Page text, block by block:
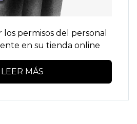
permisos del personal
en su tienda online
LEER MÁS